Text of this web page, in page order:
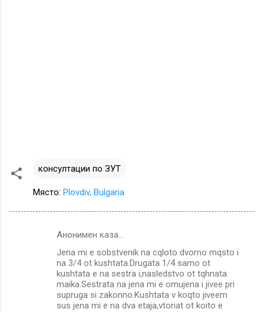
консултации по ЗУТ
Място: Plovdiv, Bulgaria
Анонимен каза…
Jena mi e sobstvenik na cqloto dvorno mqsto i
na 3/4 ot kushtata.Drugata 1/4 samo ot
kushtata e na sestra i,nasledstvo ot tqhnata
maika.Sestrata na jena mi e omujena i jivee pri
supruga si zakonno.Kushtata v koqto jiveem
sus jena mi e na dva etaja,vtoriat ot koito e